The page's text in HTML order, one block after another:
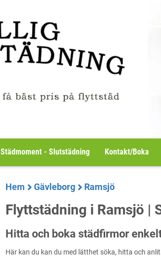
Städmoment - Slutstädning Kontakt/Boka
Hem Gävleborg Ramsjö
Flyttstädning i Ramsjö |
Hitta och boka städfirmor
Här kan du kan du med lätthet söka, hitta och